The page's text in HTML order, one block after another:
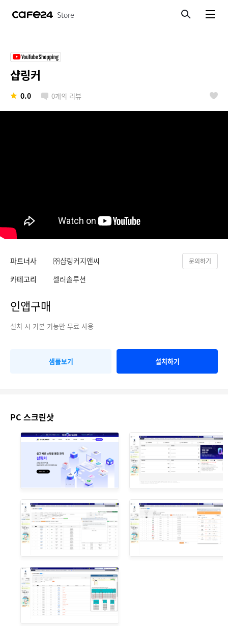
Store
샵링커
0.0 0개의 리뷰
파트너사 ㈜샵링커지앤씨 문의하기
카테고리 셀러솔루션
인앱구매
설치 시 기본 기능만 무료 사용
샘플보기 설치하기
PC 스크린샷